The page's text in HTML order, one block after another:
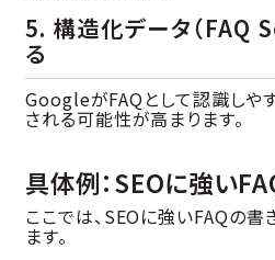
5. 構造化データ（FAQ
る
GoogleがFAQとして認識しや
される可能性が高まります。
具体例：SEOに強い
ここでは、SEOに強いFAQの
ます。